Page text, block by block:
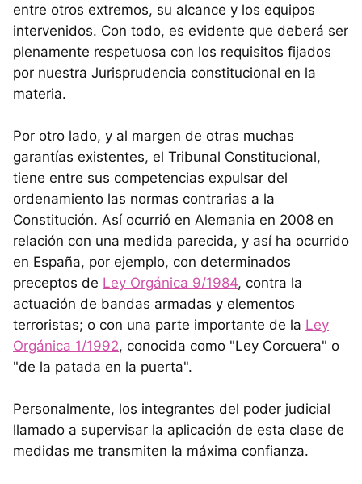
entre otros extremos, su alcance y los equipos
intervenidos. Con todo, es evidente que deberá ser
plenamente respetuosa con los requisitos fijados
por nuestra Jurisprudencia constitucional en la
materia.
Por otro lado, y al margen de otras muchas
garantías existentes, el Tribunal Constitucional,
tiene entre sus competencias expulsar del
ordenamiento las normas contrarias a la
Constitución. Así ocurrió en Alemania en 2008 en
relación con una medida parecida, y así ha ocurrido
en España, por ejemplo, con determinados
preceptos de Ley Orgánica 9/1984, contra la
actuación de bandas armadas y elementos
terroristas; o con una parte importante de la Ley
Orgánica 1/1992, conocida como "Ley Corcuera" o
"de la patada en la puerta".
Personalmente, los integrantes del poder judicial
llamado a supervisar la aplicación de esta clase de
medidas me transmiten la máxima confianza.